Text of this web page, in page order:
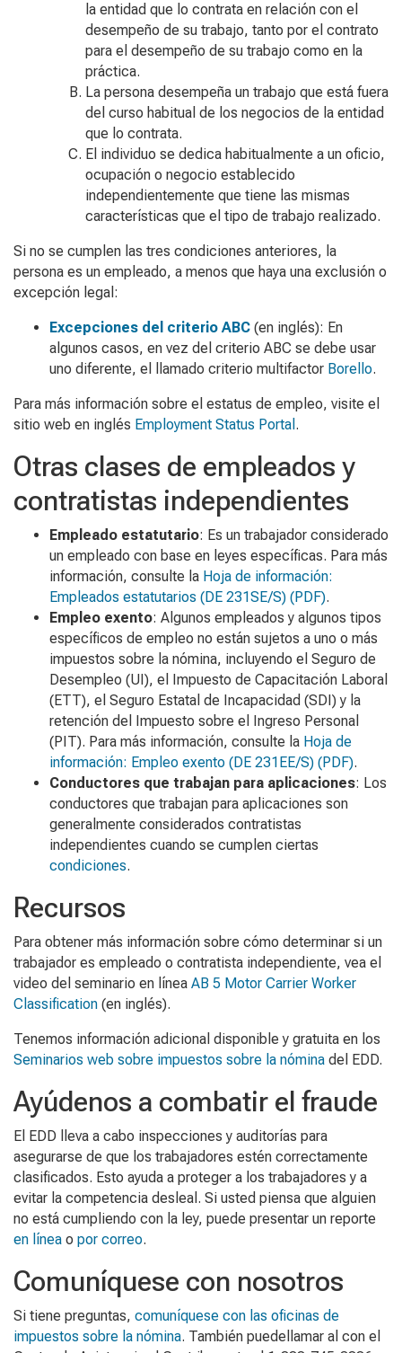
la entidad que lo contrata en relación con el
desempeño de su trabajo, tanto por el contrato
para el desempeño de su trabajo como en la
práctica.
La persona desempeña un trabajo que está fuera
del curso habitual de los negocios de la entidad
que lo contrata.
El individuo se dedica habitualmente a un oficio,
ocupación o negocio establecido
independientemente que tiene las mismas
características que el tipo de trabajo realizado.
Si no se cumplen las tres condiciones anteriores, la
persona es un empleado, a menos que haya una exclusión o
excepción legal:
Excepciones del criterio ABC (en inglés): En
algunos casos, en vez del criterio ABC se debe usar
uno diferente, el llamado criterio multifactor Borello.
Para más información sobre el estatus de empleo, visite el
sitio web en inglés Employment Status Portal .
Otras clases de empleados y
contratistas independientes
Empleado estatutario: Es un trabajador considerado
un empleado con base en leyes específicas. Para más
información, consulte la Hoja de información:
Empleados estatutarios (DE 231SE/S) (PDF).
Empleo exento: Algunos empleados y algunos tipos
específicos de empleo no están sujetos a uno o más
impuestos sobre la nómina, incluyendo el Seguro de
Desempleo (UI), el Impuesto de Capacitación Laboral
(ETT), el Seguro Estatal de Incapacidad (SDI) y la
retención del Impuesto sobre el Ingreso Personal
(PIT). Para más información, consulte la Hoja de
información: Empleo exento (DE 231EE/S) (PDF).
Conductores que trabajan para aplicaciones: Los
conductores que trabajan para aplicaciones son
generalmente considerados contratistas
independientes cuando se cumplen ciertas
condiciones.
Recursos
Para obtener más información sobre cómo determinar si un
trabajador es empleado o contratista independiente, vea el
video del seminario en línea AB 5 Motor Carrier Worker
Classification (en inglés).
Tenemos información adicional disponible y gratuita en los
Seminarios web sobre impuestos sobre la nómina del EDD.
Ayúdenos a combatir el fraude
El EDD lleva a cabo inspecciones y auditorías para
asegurarse de que los trabajadores estén correctamente
clasificados. Esto ayuda a proteger a los trabajadores y a
evitar la competencia desleal. Si usted piensa que alguien
no está cumpliendo con la ley, puede presentar un reporte
en línea o por correo.
Comuníquese con nosotros
Si tiene preguntas, comuníquese con las oficinas de
impuestos sobre la nómina. También puedellamar al con el